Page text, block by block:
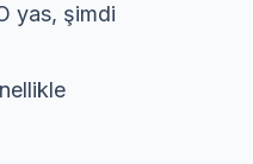
yas, şimdi